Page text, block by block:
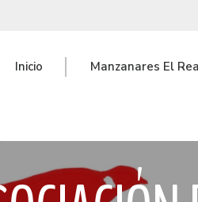
Inicio Manzanares El